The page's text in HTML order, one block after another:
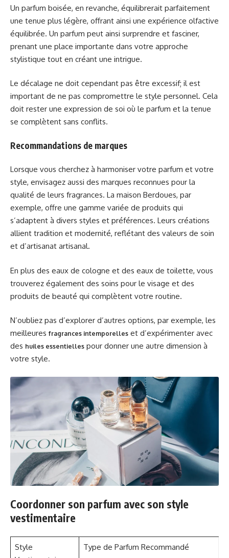
Un parfum boisée, en revanche, équilibrerait parfaitement
une tenue plus légère, offrant ainsi une expérience olfactive
équilibrée. Un parfum peut ainsi surprendre et fasciner,
prenant une place importante dans votre approche
stylistique tout en créant une intrigue.
Le décalage ne doit cependant pas être excessif; il est
important de ne pas compromettre le style personnel. Cela
doit rester une expression de soi où le parfum et la tenue
se complètent sans conflits.
Recommandations de marques
Lorsque vous cherchez à harmoniser votre parfum et votre
style, envisagez aussi des marques reconnues pour la
qualité de leurs fragrances. La maison Berdoues, par
exemple, offre une gamme variée de produits qui
s’adaptent à divers styles et préférences. Leurs créations
allient tradition et modernité, reflétant des valeurs de soin
et d’artisanat artisanal.
En plus des eaux de cologne et des eaux de toilette, vous
trouverez également des soins pour le visage et des
produits de beauté qui complètent votre routine.
N’oubliez pas d’explorer d’autres options, par exemple, les
meilleures fragrances intemporelles et d’expérimenter avec
des huiles essentielles pour donner une autre dimension à
votre style.
Coordonner son parfum avec son style
vestimentaire
Style
Type de Parfum Recommandé